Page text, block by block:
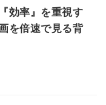
効率』を重視す
を倍速で見る背